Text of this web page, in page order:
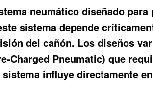
neumático diseñado
sistema depende
del cañón. Los diseños
Charged Pneumatic) que
influye directamente